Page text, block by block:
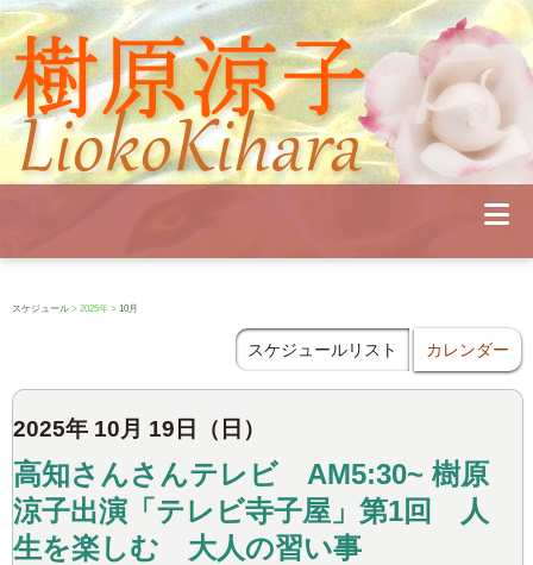
Profile
Concert
Seminar
Diary
School
スケジュール > 2025年 > 10月
スケジュールリスト カレンダー
2025年 10月 19日（日）
高知さんさんテレビ AM5:30~ 樹原
涼子出演「テレビ寺子屋」第1回 人
生を楽しむ 大人の習い事